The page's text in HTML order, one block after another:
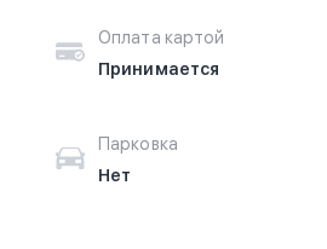
Оплата картой
Принимается
Парковка
Нет